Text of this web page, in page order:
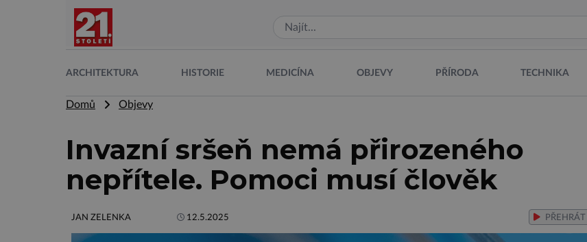
ARCHITEKTURA HISTORIE MEDICÍNA OBJEVY PŘÍRODA TECHNIKA
Domů Objevy
Invazní sršeň nemá přirozeného
nepřítele. Pomoci musí člověk
JAN ZELENKA 12.5.2025 PŘEHRÁT